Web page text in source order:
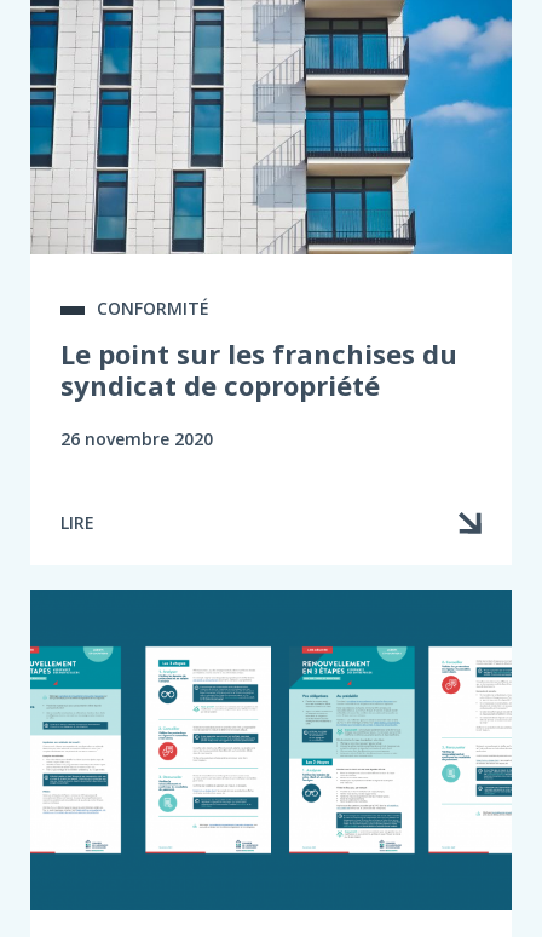
CONFORMITÉ
Le point sur les franchises du
syndicat de copropriété
26 novembre 2020
LIRE